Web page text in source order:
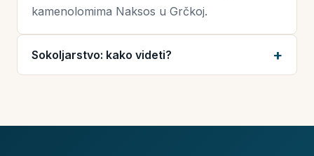
kamenolomima Naksos u Grčkoj.
Sokoljarstvo: kako videti?